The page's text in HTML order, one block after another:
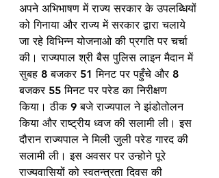
अपने अभिभाषण में राज्य सरकार के उपलब्धियों
को गिनाया और राज्य में सरकार द्वारा चलाये
जा रहे विभिन्न योजनाओ की प्रगति पर चर्चा
की। राज्यपाल श्री बैस पुलिस लाइन मैदान में
सुबह 8 बजकर 51 मिनट पर पहुँचे और 8
बजकर 55 मिनट पर परेड का निरीक्षण
किया। ठीक 9 बजे राज्यपाल ने झंडोतोलन
किया और राष्ट्रीय ध्वज की सलामी ली। इस
दौरान राज्यपाल ने मिली जुली परेड गारद की
सलामी ली। इस अवसर पर उन्होने पूरे
राज्यवासियों को स्वतन्त्रता दिवस की